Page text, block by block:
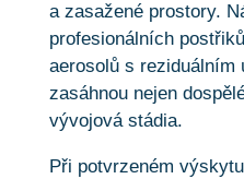
a zasažené prostory.
profesionálních
aerosolů s reziduálním
zasáhnou nejen
vývojová stádia.
Při potvrzeném